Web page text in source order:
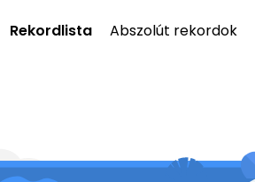
Rekordlista Abszolút rekordok